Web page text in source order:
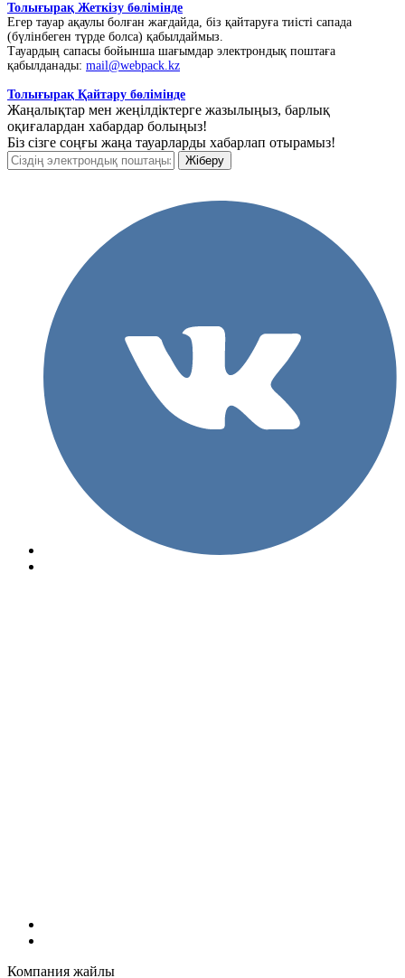
Толығырақ Жеткізу бөлімінде
Егер тауар ақаулы болған жағдайда, біз қайтаруға тиісті сапада
(бүлінбеген түрде болса) қабылдаймыз.
Тауардың сапасы бойынша шағымдар электрондық поштаға
қабылданады: mail@webpack.kz
Толығырақ Қайтару бөлімінде
Жаңалықтар мен жеңілдіктерге жазылыңыз, барлық
оқиғалардан хабардар болыңыз!
Біз сізге соңғы жаңа тауарларды хабарлап отырамыз!
Компания жайлы